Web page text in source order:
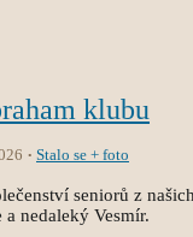
klubu
Stalo se + foto
seniorů z
nedaleký Vesmír.